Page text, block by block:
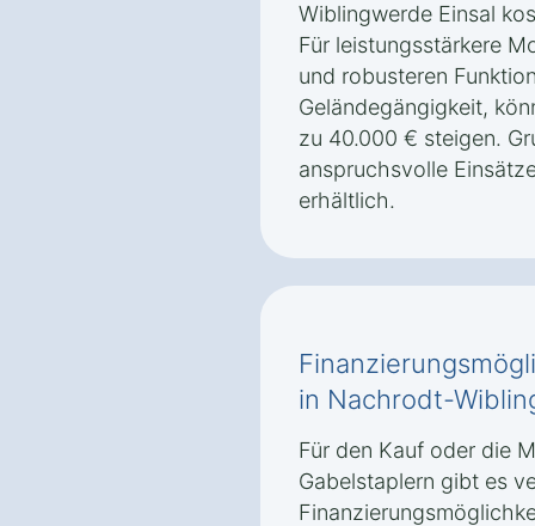
Wiblingwerde Einsal
Für leistungsstärkere
und robusteren
Geländegängigkeit,
zu 40.000 € steigen.
anspruchsvolle
erhältlich.
in Nachrodt-
Für den Kauf oder die
Gabelstaplern gibt es